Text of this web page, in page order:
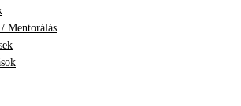
Mentorálás